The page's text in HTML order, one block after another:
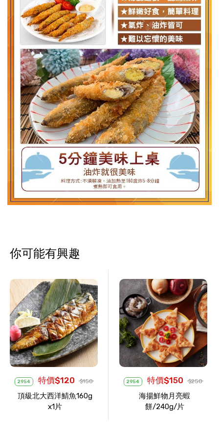
你可能有興趣
2954 特價$120 $150
頂級北大西洋鯖魚160g
x1片
2954 特價$150 $250
海揚鮮物月亮蝦
餅/240g/片